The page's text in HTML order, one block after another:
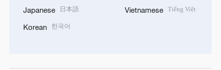
Japanese 日本語
Korean 한국어
Vietnamese Tiếng Việt